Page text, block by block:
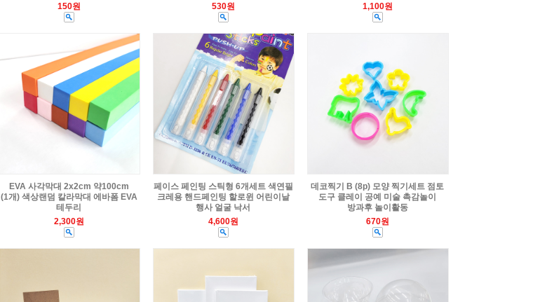
150원
530원
1,100원
EVA 사각막대 2x2cm 약100cm
(1개) 색상랜덤 칼라막대 에바폼 EVA
테두리
2,300원
페이스 페인팅 스틱형 6개세트 색연필
크레용 핸드페인팅 할로윈 어린이날
행사 얼굴 낙서
4,600원
데코찍기 B (8p) 모양 찍기세트 점토
도구 클레이 공예 미술 촉감놀이
방과후 놀이활동
670원